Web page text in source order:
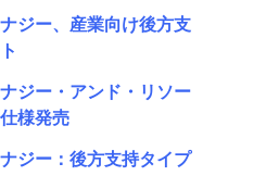
ジー、産業向け後方支
ジー・アンド・リソー
様発売
ジー：後方支持タイプ